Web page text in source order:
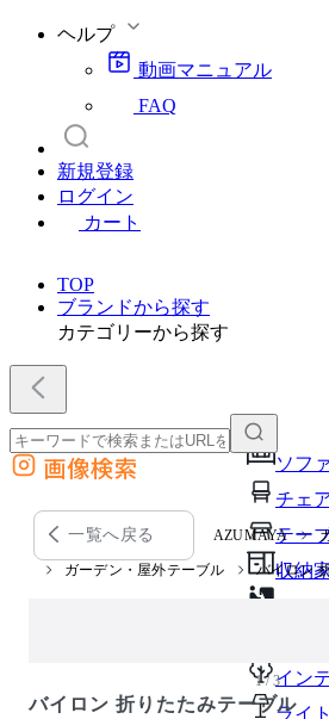
ヘルプ
動画マニュアル
FAQ
新規登録
ログイン
カート
TOP
ブランドから探す
カテゴリーから探す
ソフ
チェ
テー
収納
パー
オフ
イン
ライ
外部サイトの商品をカートに追加
他のサイトで見つけた商品ページのURLを貼り付けて、カート
画像検索
一覧へ戻る AZUMAYA
ガーデン・屋外テーブル バイロン
1 / 3
バイロン 折りたたみテーブル